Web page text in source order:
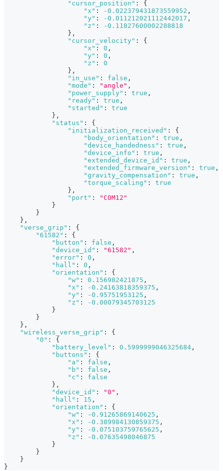
"cursor_position" :
{
"x" : -0.022379431873559952 ,
"y" : -0.011212021112442017 ,
"z" :
-0.11827600002288818
} ,
"cursor_velocity" :
{
"x" : 0 ,
"y" : 0 ,
"z" :
0
} ,
"in_use" : false ,
"mode" : "angle" ,
"power_supply" : true ,
"ready" : true ,
"started" :
true
} ,
"status" :
{
"initialization_received" :
{
"body_orientation" : true ,
"device_handedness" : true ,
"device_info" : true ,
"extended_device_id" : true ,
"extended_firmware_version" : true ,
"gravity_compensation" : true ,
"torque_scaling" :
true
} ,
"port" :
"COM12"
}
}
} ,
"verse_grip" :
{
"61582" :
{
"button" : false ,
"device_id" : "61582" ,
"error" : 0 ,
"hall" : 0 ,
"orientation" :
{
"w" : 0.156982421875 ,
"x" : -0.24163818359375 ,
"y" : -0.95751953125 ,
"z" :
-0.00079345703125
}
}
} ,
"wireless_verse_grip" :
{
"0" :
{
"battery_level" : 0.5999999046325684 ,
"buttons" :
{
"a" : false ,
"b" : false ,
"c" :
false
} ,
"device_id" : "0" ,
"hall" : 15 ,
"orientation" :
{
"w" : -0.91265869140625 ,
"x" : -0.389984130859375 ,
"y" : -0.075103759765625 ,
"z" :
-0.07635498046875
}
}
}
}